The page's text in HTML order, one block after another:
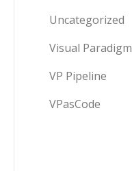
Uncategorized
Visual Paradigm
VP Pipeline
VPasCode